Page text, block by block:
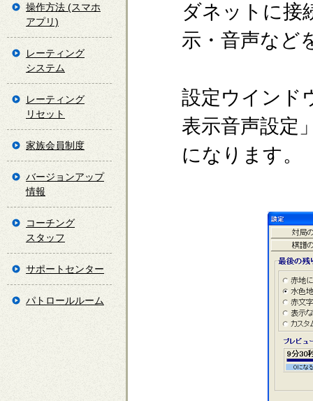
ダネットに接
示・音声など
設定ウインド
表示音声設定
になります。
操作方法 (スマホ
アプリ)
レーティング
システム
レーティング
リセット
家族会員制度
バージョンアップ
情報
コーチング
スタッフ
サポートセンター
パトロールルーム